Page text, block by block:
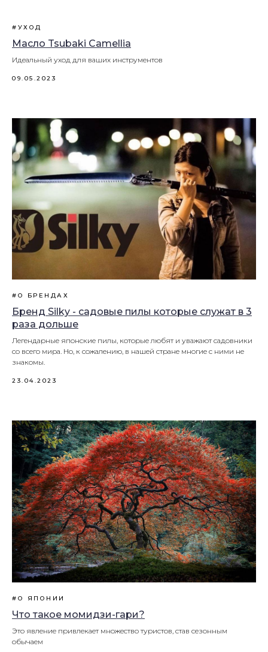
#УХОД
Масло Tsubaki Camellia
Идеальный уход для ваших инструментов
09.05.2023
#О БРЕНДАХ
Бренд Silky - садовые пилы которые служат в 3
раза дольше
Легендарные японские пилы, которые любят и уважают садовники
со всего мира. Но, к сожалению, в нашей стране многие с ними не
знакомы.
23.04.2023
#О ЯПОНИИ
​​Что такое момидзи-гари?
Это явление привлекает множество туристов, став сезонным
обычаем